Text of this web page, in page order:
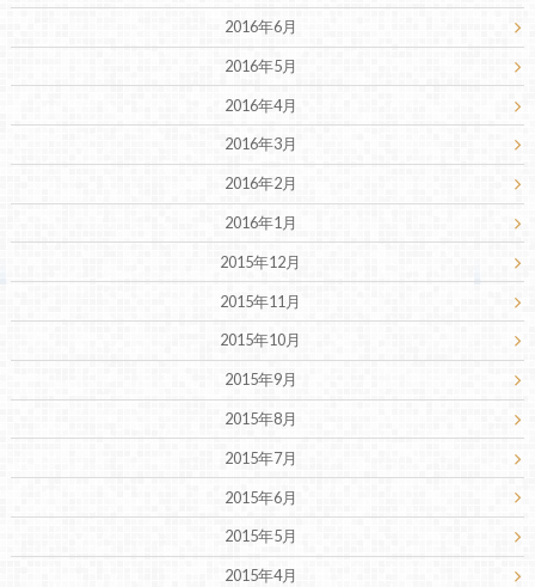
2016年6月
2016年5月
2016年4月
2016年3月
2016年2月
2016年1月
2015年12月
2015年11月
2015年10月
2015年9月
2015年8月
2015年7月
2015年6月
2015年5月
2015年4月